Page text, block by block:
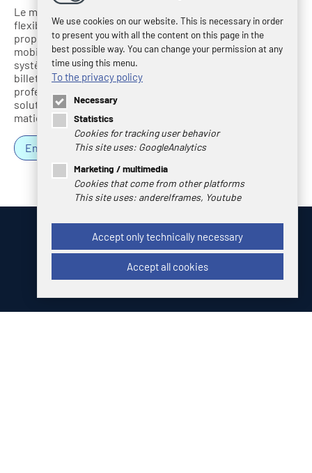
Le matériel et le logiciel peuvent être utilisés de manière
flexible pour n'importe quelle application : profipay
propose des solutions pour la vente stationnaire et
mobile. La logistique des grands événements, les
systèmes complets de contrôle d'accès et la gestion des
billets peuvent également être pris en charge par des
professionnels. En même temps, profipay est une
solution qui répond aux normes les plus élevées en
matière de sécurité et de conception.
En savoir plus
We use cookies on our website. This is necessary in order
to present you with all the content on this page in the
best possible way. You can change your permission at any
time using this menu.
To the privacy policy
Necessary
Statistics
Cookies for tracking user behavior
This site uses: GoogleAnalytics
Marketing / multimedia
Cookies that come from other platforms
This site uses: andereIframes, Youtube
Accept only technically necessary
Accept all cookies